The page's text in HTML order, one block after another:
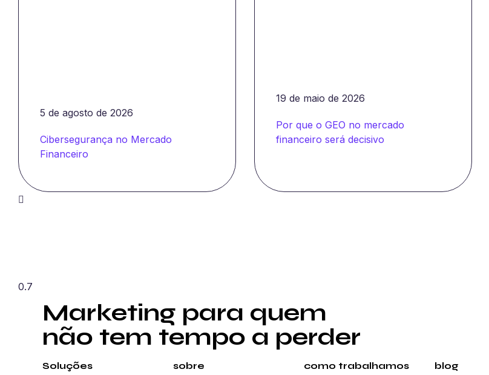
5 de agosto de 2026
Cibersegurança no Mercado
Financeiro
19 de maio de 2026
Por que o GEO no mercado
financeiro será decisivo
Marketing para quem
não tem tempo a perder
Soluções sobre como trabalhamos blog